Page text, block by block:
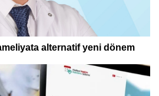
alternatif yeni dönem